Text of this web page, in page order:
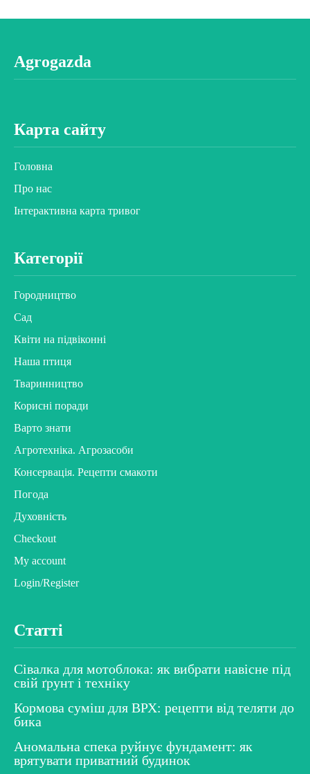
Agrogazda
Карта сайту
Головна
Про нас
Інтерактивна карта тривог
Категорії
Городництво
Сад
Квіти на підвіконні
Наша птиця
Тваринництво
Корисні поради
Варто знати
Агротехніка. Агрозасоби
Консервація. Рецепти смакоти
Погода
Духовність
Checkout
My account
Login/Register
Статті
Сівалка для мотоблока: як вибрати навісне під
свій ґрунт і техніку
Кормова суміш для ВРХ: рецепти від теляти до
бика
Аномальна спека руйнує фундамент: як
врятувати приватний будинок